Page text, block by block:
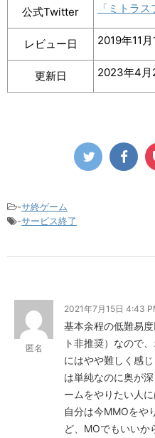
公式Twitter 「ミトラ
レビュー日 2019年11
更新日 2023年4月
-サ終ゲーム
-サービス終了
匿名
2021年7月15日 4:43
基本余程の低難易
ト非推奨）なので
にはやや難しく感
は単純なのに奥が
ームをやりたい人に
自分は今MMOをや
ど、MOでもいいか